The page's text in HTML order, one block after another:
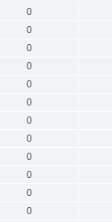
0
0
0
0
0
0
0
0
0
0
0
0